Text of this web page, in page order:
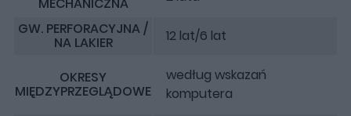
GW. PERFORACYJNA /
NA LAKIER 12 lat/6 lat
OKRESY
MIĘDZYPRZEGLĄDOWE
według wskazań
komputera